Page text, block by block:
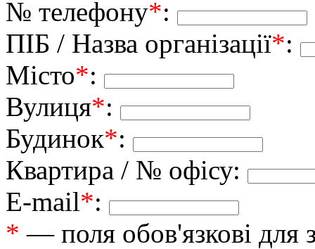
№ телефону*:
ПІБ / Назва організації*:
Місто*:
Вулиця*:
Будинок*:
Квартира / № офісу:
E-mail*:
* — поля обов'язкові для